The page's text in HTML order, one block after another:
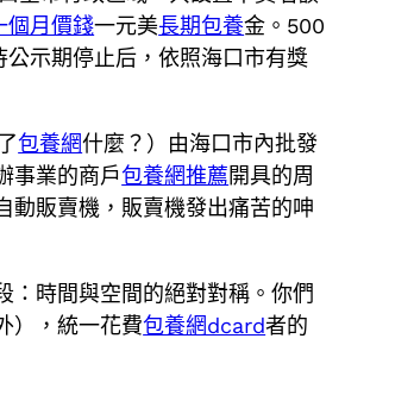
個月價錢一元美長期包養金。500
示期停止后，依照海口市有獎
包養網什麼？）由海口市內批發
事業的商戶包養網推薦開具的周
動販賣機，販賣機發出痛苦的呻
：時間與空間的絕對對稱。你們
），統一花費包養網dcard者的